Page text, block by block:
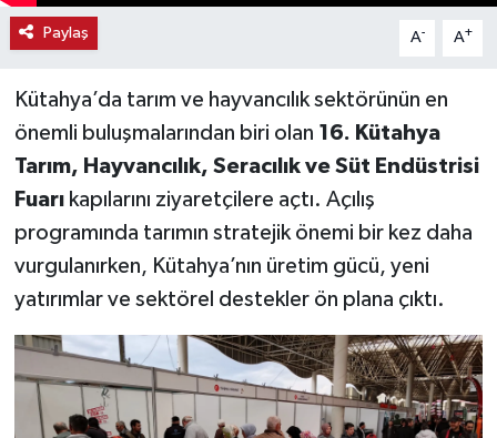
Paylaş A- A+
Kütahya’da tarım ve hayvancılık sektörünün en
önemli buluşmalarından biri olan 16. Kütahya
Tarım, Hayvancılık, Seracılık ve Süt Endüstrisi
Fuarıkapılarını ziyaretçilere açtı. Açılış
programında tarımın stratejik önemi bir kez daha
vurgulanırken, Kütahya’nın üretim gücü, yeni
yatırımlar ve sektörel destekler ön plana çıktı.
Seri İlan
Siyaset
Spor
Vasıta
Vefat Haberleri
Yaşam